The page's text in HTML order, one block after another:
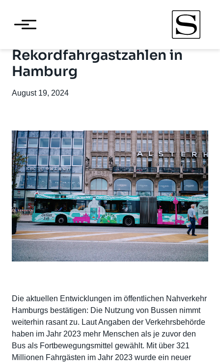
Rekordfahrgastzahlen in
Hamburg
August 19, 2024
Die aktuellen Entwicklungen im öffentlichen Nahverkehr
Hamburgs bestätigen: Die Nutzung von Bussen nimmt
weiterhin rasant zu. Laut Angaben der Verkehrsbehörde
haben im Jahr 2023 mehr Menschen als je zuvor den
Bus als Fortbewegungsmittel gewählt. Mit über 321
Millionen Fahrgästen im Jahr 2023 wurde ein neuer